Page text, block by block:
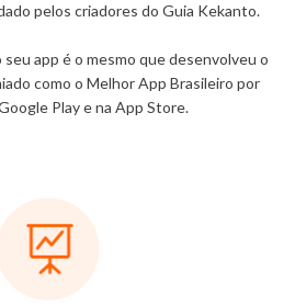
pelos criadores do Guia Kekanto.
app é o mesmo que desenvolveu o
como o Melhor App Brasileiro por
Play e na App Store.